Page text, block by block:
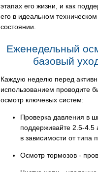
этапах его жизни, и как
его в идеальном техническом
состоянии.
Еженедельный
базовый
Каждую неделю перед
использованием проводите
осмотр ключевых систем:
Проверка давления в
поддерживайте 2.5-4.5
в зависимости от типа
Осмотр тормозов -